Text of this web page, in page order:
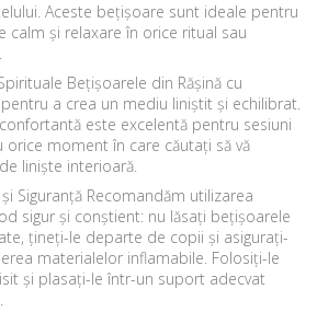
Aceste bețișoare sunt ideale pentru
calm și relaxare în orice ritual sau
Bețișoarele din Rășină cu
a crea un mediu liniștit și echilibrat.
este excelentă pentru sesiuni
orice moment în care căutați să vă
liniște interioară.
Siguranță Recomandăm utilizarea
sigur și conștient: nu lăsați bețișoarele
țineți-le departe de copii și asigurați-
materialelor inflamabile. Folosiți-le
și plasați-le într-un suport adecvat